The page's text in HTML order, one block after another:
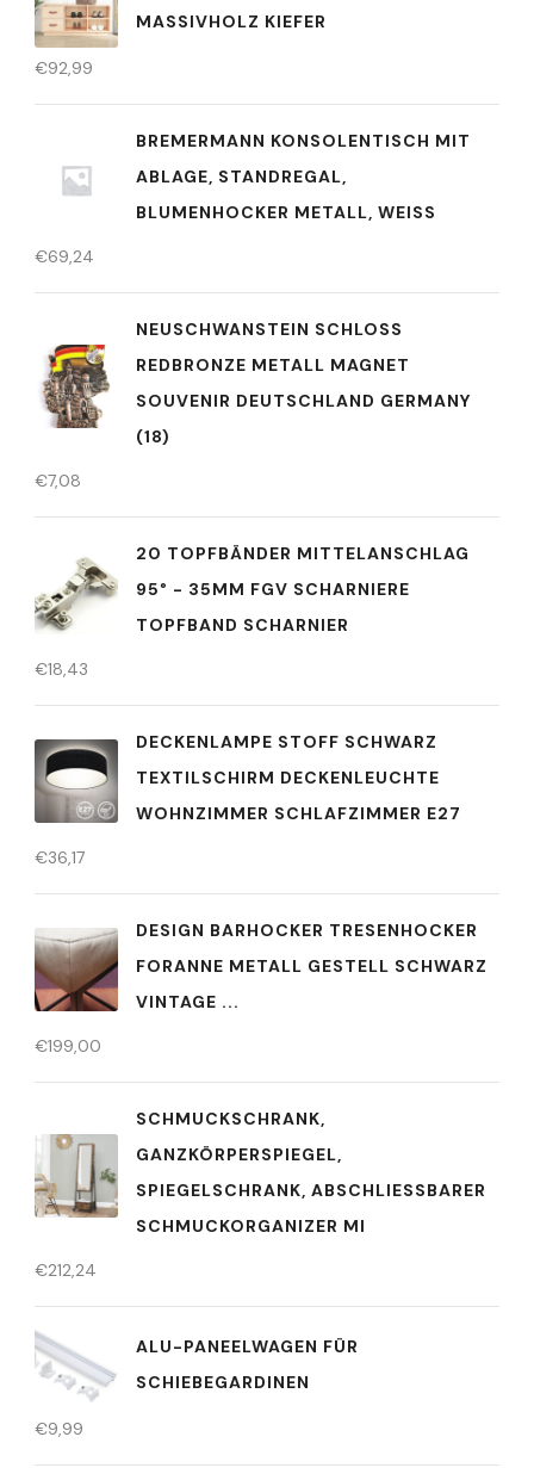
MASSIVHOLZ KIEFER
€92,99
BREMERMANN KONSOLENTISCH MIT
ABLAGE, STANDREGAL,
BLUMENHOCKER METALL, WEISS
€69,24
NEUSCHWANSTEIN SCHLOSS
REDBRONZE METALL MAGNET
SOUVENIR DEUTSCHLAND GERMANY
(18)
€7,08
20 TOPFBÄNDER MITTELANSCHLAG
95° - 35MM FGV SCHARNIERE
TOPFBAND SCHARNIER
€18,43
DECKENLAMPE STOFF SCHWARZ
TEXTILSCHIRM DECKENLEUCHTE
WOHNZIMMER SCHLAFZIMMER E27
€36,17
DESIGN BARHOCKER TRESENHOCKER
FORANNE METALL GESTELL SCHWARZ
VINTAGE ...
€199,00
SCHMUCKSCHRANK,
GANZKÖRPERSPIEGEL,
SPIEGELSCHRANK, ABSCHLIESSBARER S
CHMUCKORGANIZER MI
€212,24
ALU-PANEELWAGEN FÜR
SCHIEBEGARDINEN
€9,99